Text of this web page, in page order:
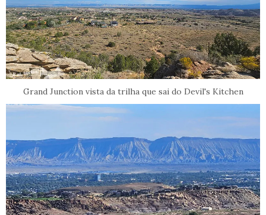
Grand Junction vista da trilha que sai do Devil's Kitchen